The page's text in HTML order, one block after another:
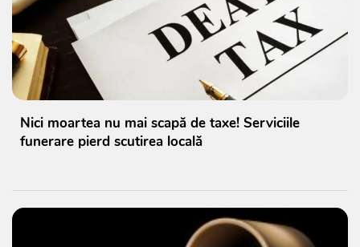
Nici moartea nu mai scapă de taxe! Serviciile
funerare pierd scutirea locală